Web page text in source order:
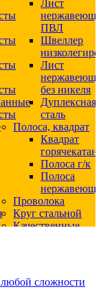
Лист
ПВЛ
Швеллер
Лист
без никеля
Дуплексная
сталь
Полоса, квадрат
Квадрат
Полоса г/к
Полоса
Проволока
Круг стальной
Качественные
сложности